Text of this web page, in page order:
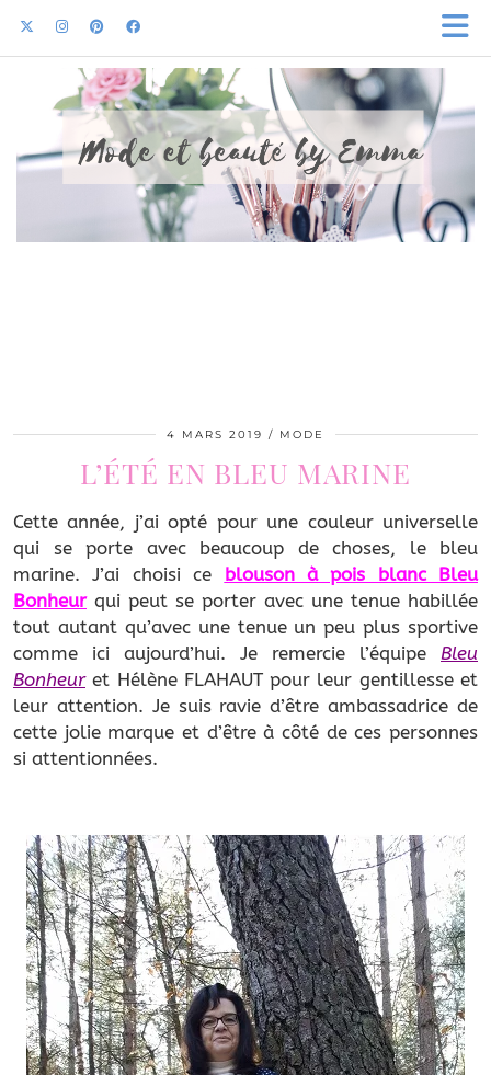
4 MARS 2019 MODE
L’ÉTÉ EN BLEU MARINE
Cette année, j’ai opté pour une couleur universelle
qui se porte avec beaucoup de choses, le bleu
marine. J’ai choisi ce blouson à pois blanc Bleu
Bonheurqui peut se porter avec une tenue habillée
tout autant qu’avec une tenue un peu plus sportive
comme ici aujourd’hui. Je remercie l’équipe Bleu
Bonheuret Hélène FLAHAUT pour leur gentillesse et
leur attention. Je suis ravie d’être ambassadrice de
cette jolie marque et d’être à côté de ces personnes
si attentionnées.